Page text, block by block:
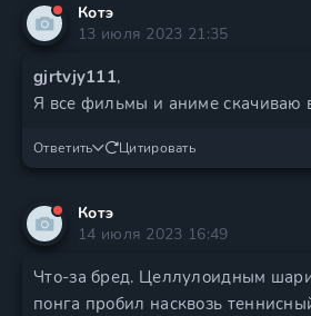
Котэ
13 июля 2023 21:35
gjrtvjy111,
Я все фильмы и аниме скачиваю
Ответить Цитировать
Котэ
14 июля 2023 16:49
Что-за бред. Целлулоидным
понга пробил насквозь